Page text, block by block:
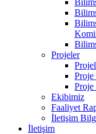
Projeler
Ekibimiz
Faaliyet
İletişim
İletişim